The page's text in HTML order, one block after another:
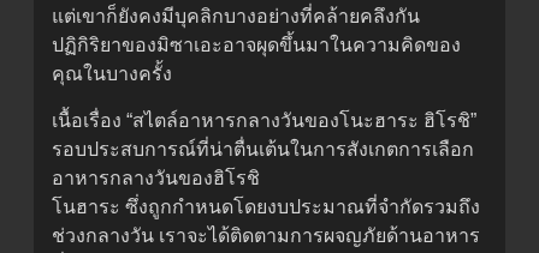
แต่เขาก็ยังคงมีบุคลิกบางอย่างที่คล้ายคลึงกัน
ปฏิกิริยาของมิซาเอะอาจผุดขึ้นมาในความคิดของ
คุณในบางครั้ง
เนื้อเรื่อง “สไตล์อาหารกลางวันของโนะฮาระ ฮิโรชิ”
รอบประสบการณ์ที่น่าตื่นเต้นในการสังเกตการเลือก
อาหารกลางวันของฮิโรชิ
โนฮาระ ซึ่งถูกกำหนดโดยงบประมาณที่จำกัดรวมถึง
ช่วงกลางวัน เราจะได้ติดตามการผจญภัยด้านอาหาร